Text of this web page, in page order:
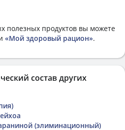
полезных продуктов вы можете
«Мой здоровый рацион».
состав других
(элиминационный)